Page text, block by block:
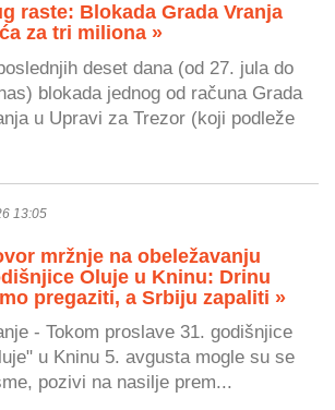
raste: Blokada Grada Vranja
za tri miliona »
deset dana (od 27. jula do
blokada jednog od računa Grada
u Upravi za Trezor (koji podleže
13:05
mržnje na obeležavanju
Oluje u Kninu: Drinu
pregaziti, a Srbiju zapaliti »
- Tokom proslave 31. godišnjice
u Kninu 5. avgusta mogle su se
pozivi na nasilje prem...